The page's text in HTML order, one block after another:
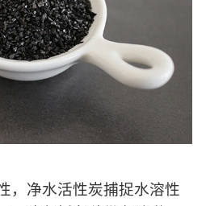
净水活性炭捕捉水溶性